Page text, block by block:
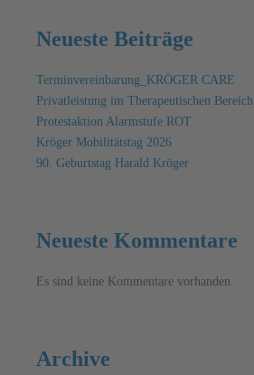
Neueste Beiträge
Terminvereinbarung_KRÖGER CARE
Privatleistung im Therapeutischen Bereich
Protestaktion Alarmstufe ROT
Kröger Mobilitätstag 2026
90. Geburtstag Harald Kröger
Neueste Kommentare
Es sind keine Kommentare vorhanden.
Archive